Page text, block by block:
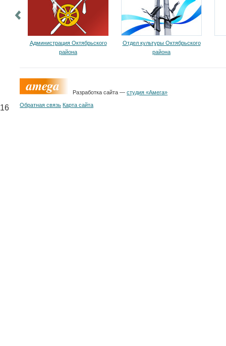
Администрация Октябрьского
района
Отдел культуры Октябрьского
района
Разработка сайта —студия «Амега»
Обратная связь Карта сайта
16